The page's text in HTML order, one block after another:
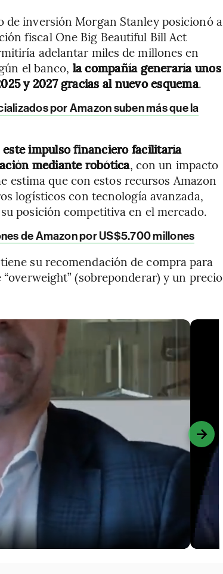
inversión Morgan Stanley posicionó a
fiscal One Big Beautiful Bill Act
adelantar miles de millones en
el banco, la compañía generaría unos
y 2027 gracias al nuevo esquema.
por Amazon suben más que la
este impulso financiero facilitaría
mediante robótica, con un impacto
que con estos recursos Amazon
logísticos con tecnología avanzada,
posición competitiva en el mercado.
de Amazon por US$5.700 millones
su recomendación de compra para
(sobreponderar) y un precio